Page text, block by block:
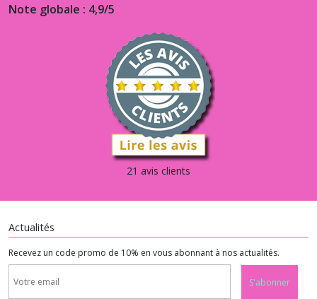
Note globale : 4,9/5
21 avis clients
Actualités
Recevez un code promo de 10% en vous abonnant à nos actualités.
S'abonner